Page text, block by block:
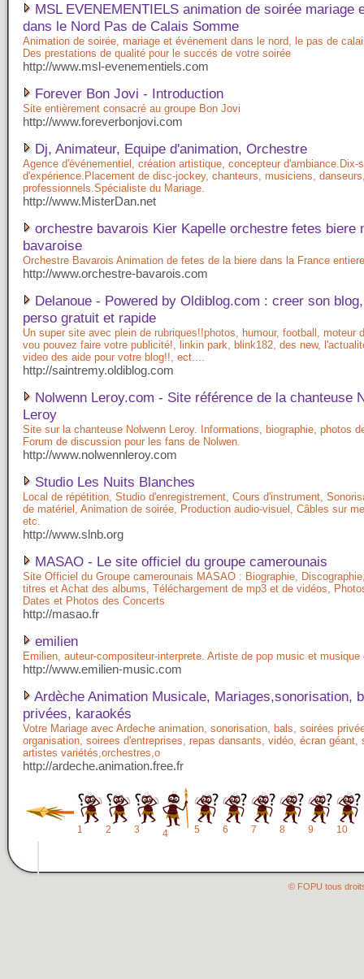
MSL EVENEMENTIELS animation de soirée mariage
dans le Nord Pas de Calais Somme
Animation de soirée, mariage et événement dans le nord, le pas de
Des prestations de qualité pour le succés de votre soirée
http://www.msl-evenementiels.com
Forever Bon Jovi - Introduction
Site entièrement consacré au groupe Bon Jovi
http://www.foreverbonjovi.com
Dj, Animateur, Equipe d'animation, Orchestre
Agence d'événementiel, création artistique, concepteur d'ambiance.Dix-
d'expérience.Placement de disc-jockey, chanteurs, musiciens,
professionnels.Spécialiste du Mariage.
http://www.MisterDan.net
orchestre bavarois Kier Kapelle orchestre fetes biere
bavaroise
Orchestre Bavarois Animation de fetes de la biere dans la France entiere
http://www.orchestre-bavarois.com
Delanoue - Powered by Oldiblog.com : creer son
perso gratuit et rapide
Un super site avec plein de rubriques!!photos, humour, football, moteur
vou pouvez faire votre publicité!, linkin park, blink182, des new,
video des aide pour votre blog!!, ect....
http://saintremy.oldiblog.com
Nolwenn Leroy.com - Site référence de la chanteuse
Leroy
Site sur la chanteuse Nolwenn Leroy. Informations, biographie, photos
Forum de discussion pour les fans de Nolwen.
http://www.nolwennleroy.com
Studio Les Nuits Blanches
Local de répétition, Studio d'enregistrement, Cours d'instrument,
de matériel, Animation de soirée, Production audio-visuel, Câbles sur
etc.
http://www.slnb.org
MASAO - Le site officiel du groupe camerounais
Site Officiel du Groupe camerounais MASAO : Biographie,
titres et Achat des albums, Téléchargement de mp3 et de vidéos,
Dates et Photos des Concerts
http://masao.fr
emilien
Emilien, auteur-compositeur-interprete. Artiste de pop music et musique
http://www.emilien-music.com
Ardèche Animation Musicale, Mariages,sonorisation,
privées, karaokés
Votre Mariage avec Ardeche animation, sonorisation, bals, soirées
organisation, soirees d'entreprises, repas dansants, vidéo, écran géant,
artistes variétés,orchestres,o
http://ardeche.animation.free.fr
1 2 3 4 5 6 7 8 9 10
© FOPU tous